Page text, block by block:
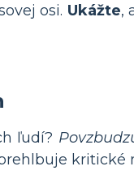
osi. Ukážte,
ľudí?
kritické